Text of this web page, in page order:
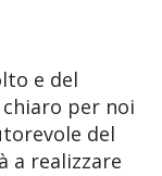
e del
per noi
del
a realizzare